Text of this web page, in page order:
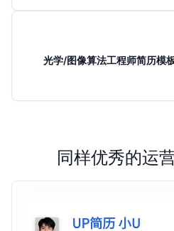
光学/图像算法工程师简历模
同样优秀的运